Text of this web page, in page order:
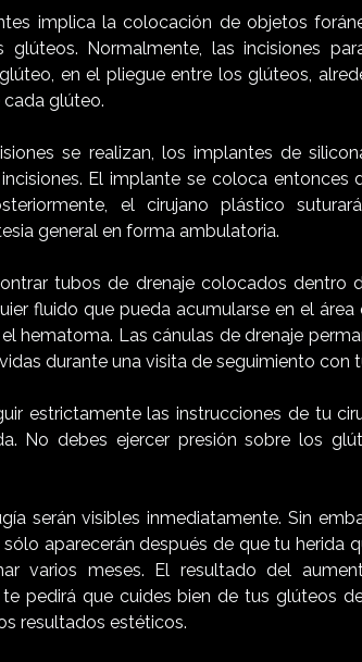
implica la colocación de objetos
Normalmente, las incisiones
en el pliegue entre los glúteos,
glúteo.
se realizan, los implantes de
El implante se coloca entonces
el cirujano plástico
general en forma ambulatoria.
tubos de drenaje colocados dentro
fluido que pueda acumularse en el área
hematoma. Las cánulas de drenaje
durante una visita de seguimiento con
estrictamente las instrucciones de tu
No debes ejercer presión sobre los
serán visibles inmediatamente. Sin
aparecerán después de que tu herida
varios meses. El resultado del
pedirá que cuides bien de tus glúteos
resultados estéticos.